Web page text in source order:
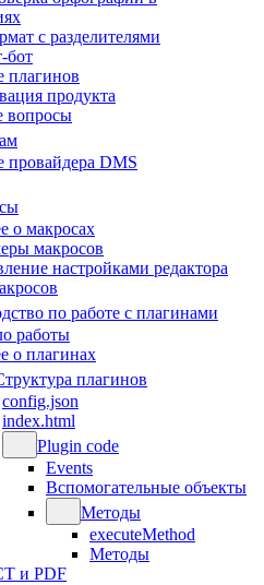
с разделителями
бот
плагинов
продукта
вопросы
провайдера DMS
о макросах
макросов
настройками редактора
по работе с плагинами
работы
о плагинах
плагинов
config.json
index.html
Plugin code
Events
Вспомогательные объекты
Методы
executeMethod
Методы
и PDF